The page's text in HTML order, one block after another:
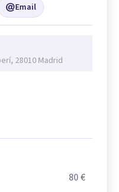
Email
28010 Madrid
80 €